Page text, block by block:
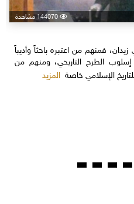
144070 مشاهدة
فمنهم من اعتبره باحثاً وأديباً
الطرح التاريخي، ومنهم من
الإسلامي خاصةالمزيد